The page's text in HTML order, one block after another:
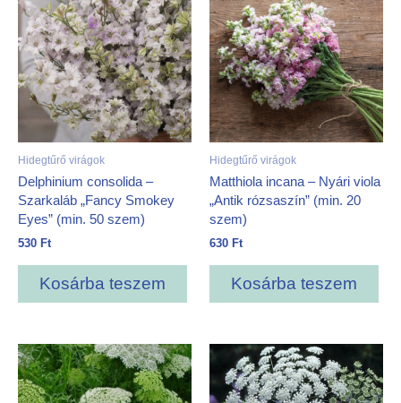
Hidegtűrő virágok
Delphinium consolida –
Szarkaláb „Fancy Smokey
Eyes” (min. 50 szem)
530 Ft
Kosárba teszem
Hidegtűrő virágok
Matthiola incana – Nyári viola
„Antik rózsaszín” (min. 20
szem)
630 Ft
Kosárba teszem